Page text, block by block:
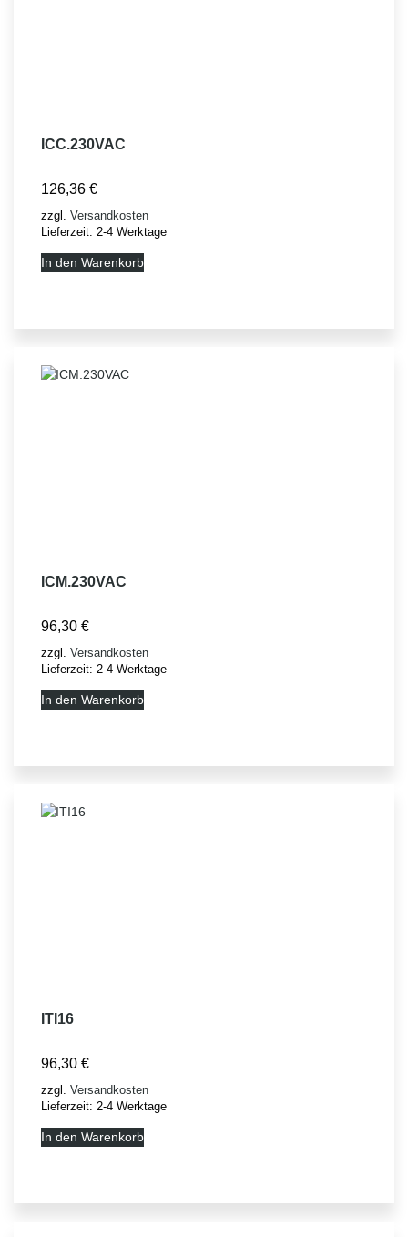
ICC.230VAC
126,36 €
zzgl. Versandkosten
Lieferzeit: 2-4 Werktage
In den Warenkorb
ICM.230VAC
96,30 €
zzgl. Versandkosten
Lieferzeit: 2-4 Werktage
In den Warenkorb
ITI16
96,30 €
zzgl. Versandkosten
Lieferzeit: 2-4 Werktage
In den Warenkorb